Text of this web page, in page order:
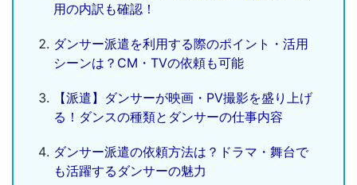
用の内訳も確認！
ダンサー派遣を利用する際のポイント・活用
シーンは？CM・TVの依頼も可能
【派遣】ダンサーが映画・PV撮影を盛り上げ
る！ダンスの種類とダンサーの仕事内容
ダンサー派遣の依頼方法は？ドラマ・舞台で
も活躍するダンサーの魅力